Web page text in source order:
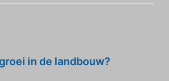
in de landbouw?